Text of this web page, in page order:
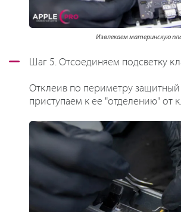
Извлекаем материнскую
Шаг 5. Отсоединяем подсветку
Отклеив по периметру защитный
приступаем к ее "отделению" от